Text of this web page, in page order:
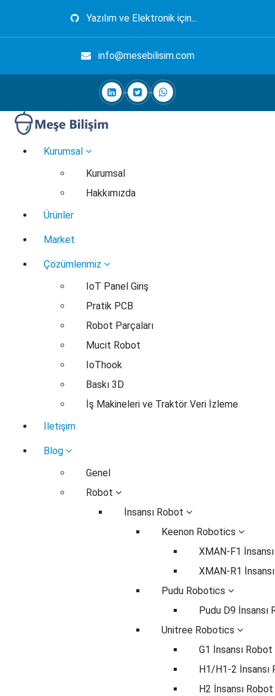
Yazılım ve Elektronik için...
info@mesebilisim.com
Elektronik, Yazılım, Otomasyon, Robotik
Kurumsal
Kurumsal
Hakkımızda
Ürünler
Market
Çözümlerimiz
IoT Panel Giriş
Pratik PCB
Robot Parçaları
Mucit Robot
IoThook
Baskı 3D
İş Makineleri ve Traktör Veri İzleme
İletişim
Blog
Genel
Robot
İnsansı Robot
Keenon Robotics
XMAN-F1
XMAN-R1
Pudu Robotics
Pudu D9 İnsansı
Unitree Robotics
G1 İnsansı Robot
H1/H1-2 İnsansı
H2 İnsansı Robot